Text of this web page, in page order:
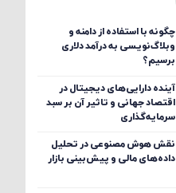
چگونه با استفاده از دامنه و
وبلاگ‌نویسی به درآمد دلاری
برسیم؟
آینده دارایی‌های دیجیتال در
اقتصاد جهانی و تاثیر آن بر سبد
سرمایه‌گذاری
نقش هوش مصنوعی در تحلیل
داده‌های مالی و پیش‌بینی بازار